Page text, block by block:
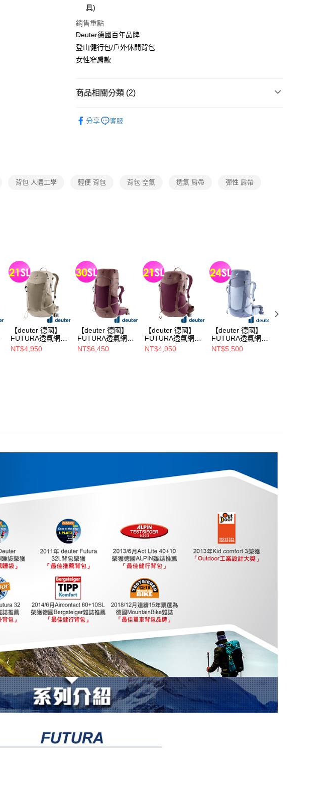
2.付款方式選擇「大哥付你分期」，訂單成立後會自動跳轉到大哥付的交易
完成交易。
3.實際核准額度、可分期數及費用金額請依後續交易確認頁面所載為準。
消。如遇「轉專審核」未通過狀況，表示未達大哥付你分期系統評分，恕
無法說明評估內容。
2.透過簡訊連結打開帳單後，可選擇「超商條碼／台灣大直營門市／銀行轉
【注意事項】
3.完整用戶服務條款，請詳閱以下連結：https://oppay.tw/userRule
運送方式
新竹貨運
每筆NT$80，滿NT$790(含以上)免運費
每筆NT$80，滿NT$790(含以上)免運費
具)
銷售重點
Deuter德國百年品牌
登山健行包/戶外休閒背包
女性窄肩款
商品相關分類 (2)
分享 客服
背包 人體工學 輕便 背包 背包 空氣 透氣 肩帶 彈性 肩帶
【deuter 德國】
FUTURA透氣網架
背包/健行包
21SL(3400026石
NT$4,950
【deuter 德國】
FUTURA透氣網架
背包/健行包
30SL(3400726葡
NT$6,450
【deuter 德國】
FUTURA透氣網架
背包/健行包
21SL(3400026葡
NT$4,950
【deuter 德國】
FUTURA透氣網架
背包/健行包
24SL(3400526水
NT$5,500